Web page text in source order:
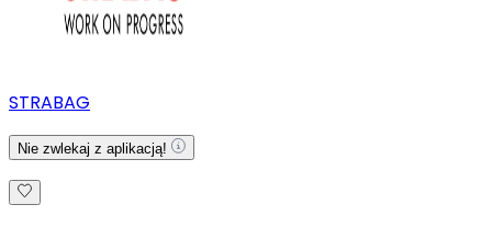
STRABAG
Nie zwlekaj z aplikacją!